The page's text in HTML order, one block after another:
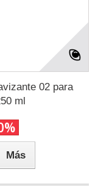
02 para
ml
Más